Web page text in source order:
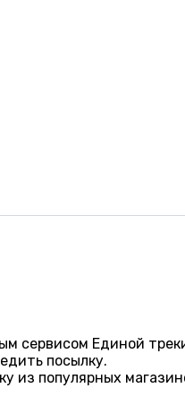
сервисом Единой
посылку.
из популярных